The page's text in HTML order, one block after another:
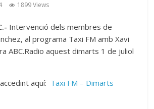
1899 Views
Intervenció dels membres de
al programa Taxi FM amb Xavi
ABC.Radio aquest dimarts 1 de juliol
aquí: Taxi FM – Dimarts